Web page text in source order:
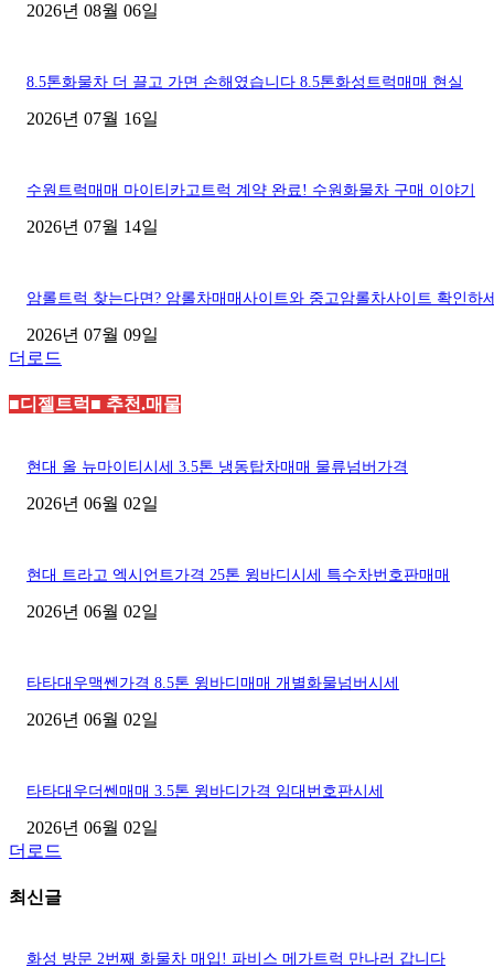
2026년 08월 06일
8.5톤화물차 더 끌고 가면 손해였습니다 8.5톤화성트럭매매 현실
2026년 07월 16일
수원트럭매매 마이티카고트럭 계약 완료! 수원화물차 구매 이야기
2026년 07월 14일
암롤트럭 찾는다면? 암롤차매매사이트와 중고암롤차사이트 확인하
2026년 07월 09일
더로드
■디젤트럭■ 추천.매물
현대 올 뉴마이티시세 3.5톤 냉동탑차매매 물류넘버가격
2026년 06월 02일
현대 트라고 엑시언트가격 25톤 윙바디시세 특수차번호판매매
2026년 06월 02일
타타대우맥쎈가격 8.5톤 윙바디매매 개별화물넘버시세
2026년 06월 02일
타타대우더쎈매매 3.5톤 윙바디가격 임대번호판시세
2026년 06월 02일
더로드
최신글
화성 방문 2번째 화물차 매입! 파비스 메가트럭 만나러 갑니다